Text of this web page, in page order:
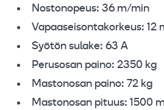
Nostonopeus: 36 m/min
Vapaaseisontakorkeus: 12
Syötön sulake: 63 A
Perusosan paino: 2350 kg
Mastonosan paino: 72 kg
Mastonosan pituus: 1500